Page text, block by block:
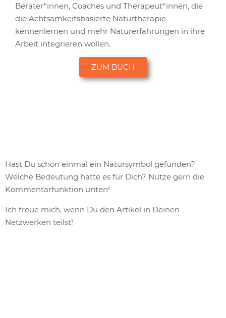
Berater*innen, Coaches und Therapeut*innen, die
die Achtsamkeitsbasierte Naturtherapie
kennenlernen und mehr Naturerfahrungen in ihre
Arbeit integrieren wollen.
ZUM BUCH
Hast Du schon einmal ein Natursymbol gefunden?
Welche Bedeutung hatte es für Dich? Nutze gern die
Kommentarfunktion unten!
Ich freue mich, wenn Du den Artikel in Deinen
Netzwerken teilst!